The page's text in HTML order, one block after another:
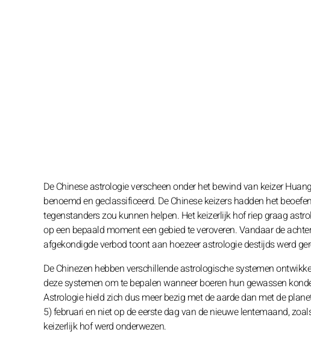
De Chinese astrologie verscheen onder het bewind van keizer
benoemd en geclassificeerd. De Chinese keizers hadden het
tegenstanders zou kunnen helpen. Het keizerlijk hof riep graag
op een bepaald moment een gebied te veroveren. Vandaar de
afgekondigde verbod toont aan hoezeer astrologie destijds werd
De Chinezen hebben verschillende astrologische systemen
deze systemen om te bepalen wanneer boeren hun gewassen
Astrologie hield zich dus meer bezig met de aarde dan met de
5) februari en niet op de eerste dag van de nieuwe lentemaand,
keizerlijk hof werd onderwezen.